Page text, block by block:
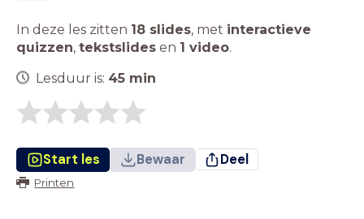
In deze les zitten 18 slides, met interactieve
quizzen, tekstslides en 1 video.
Lesduur is: 45 min
Start les Bewaar Deel
Printen